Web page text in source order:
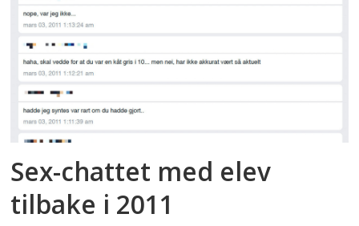
Sex-chattet med elev
tilbake i 2011